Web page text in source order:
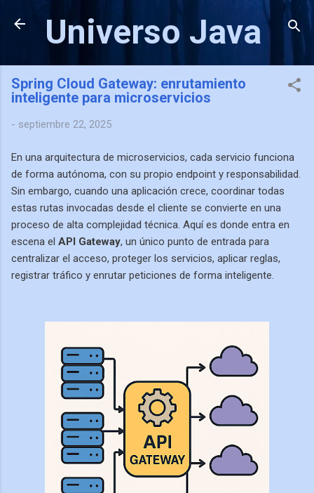
Ir al contenido principal
Universo Java
Spring Cloud Gateway: enrutamiento
inteligente para microservicios
- septiembre 22, 2025
En una arquitectura de microservicios, cada servicio funciona
de forma autónoma, con su propio endpoint y responsabilidad.
Sin embargo, cuando una aplicación crece, coordinar todas
estas rutas invocadas desde el cliente se convierte en una
proceso de alta complejidad técnica. Aquí es donde entra en
escena el API Gateway, un único punto de entrada para
centralizar el acceso, proteger los servicios, aplicar reglas,
registrar tráfico y enrutar peticiones de forma inteligente.